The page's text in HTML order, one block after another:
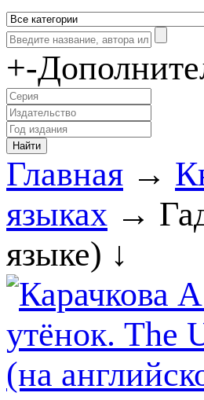
+-
Главная →
языках →
языке) ↓